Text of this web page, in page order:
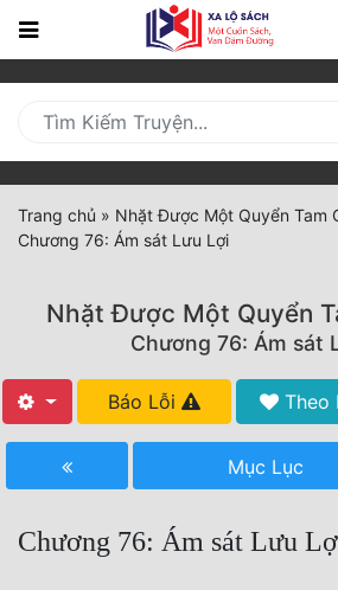
Trang
Mới
Cập
Nhật
(current)
Thể Loại
Tất Cả
Hoàn Thành
Trang chủ » Nhặt Được Một Quyển Tam
Chương 76: Ám sát Lưu Lợi
Nhặt Được Một Quyển
Chương 76: Ám sát
Báo Lỗi Theo
Mục Lục
Chương 76: Ám sát Lưu